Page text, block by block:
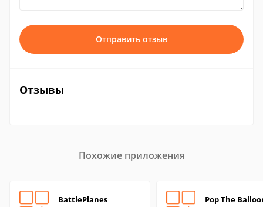
Отправить отзыв
Отзывы
Похожие приложения
BattlePlanes Pop The